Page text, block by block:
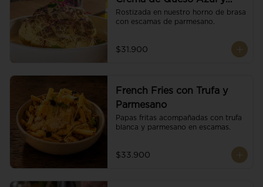
Vino
Rostizada en nuestro horno de brasa
con escamas de parmesano.
$31.900
French Fries con Trufa y
Parmesano
Papas fritas acompañadas con trufa
blanca y parmesano en escamas.
$33.900